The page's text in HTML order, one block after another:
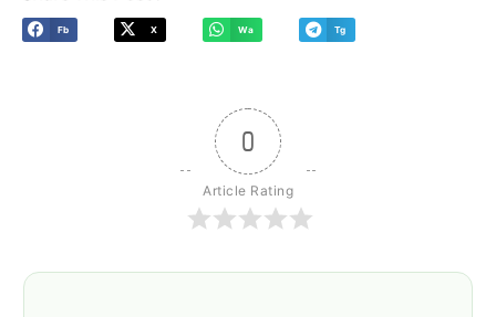
Fb X Wa Tg
0
Article Rating